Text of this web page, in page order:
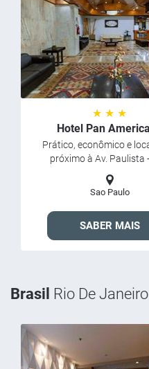
★ ★ ★
Hotel Pan
Prático, econômico e
próximo à Av. Paulista -
Sao Paulo
SABER MAIS
Brasil Rio De Janeiro